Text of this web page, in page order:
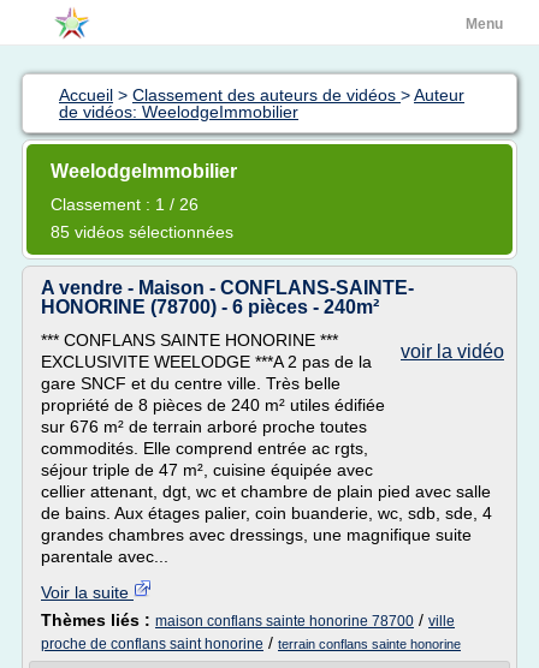
Menu
Accueil > Classement des auteurs de vidéos >Auteur
de vidéos: WeelodgeImmobilier
WeelodgeImmobilier
Classement : 1 / 26
85 vidéos sélectionnées
A vendre - Maison - CONFLANS-SAINTE-
HONORINE (78700) - 6 pièces - 240m²
voir la vidéo
*** CONFLANS SAINTE HONORINE ***
EXCLUSIVITE WEELODGE ***A 2 pas de la
gare SNCF et du centre ville. Très belle
propriété de 8 pièces de 240 m² utiles édifiée
sur 676 m² de terrain arboré proche toutes
commodités. Elle comprend entrée ac rgts,
séjour triple de 47 m², cuisine équipée avec
cellier attenant, dgt, wc et chambre de plain pied avec salle
de bains. Aux étages palier, coin buanderie, wc, sdb, sde, 4
grandes chambres avec dressings, une magnifique suite
parentale avec...
Voir la suite
Thèmes liés : maison conflans sainte honorine 78700 / ville
proche de conflans saint honorine / terrain conflans sainte honorine